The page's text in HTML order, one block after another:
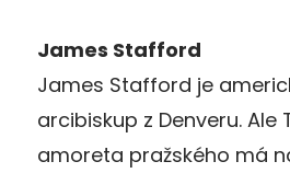
James Stafford
James Stafford je
arcibiskup z Denveru. Ale
amoreta pražského má